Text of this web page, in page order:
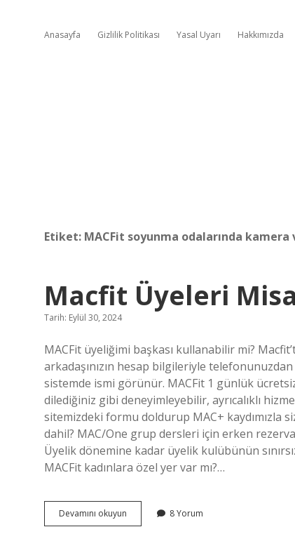
Anasayfa Gizlilik Politikası Yasal Uyarı Hakkımızda
Etiket: MACFit soyunma odalarında kamera
Macfit Üyeleri
Tarih: Eylül 30, 2024
MACFit üyeliğimi başkası kullanabilir mi?
arkadaşınızın hesap bilgileriyle
sistemde ismi görünür. MACFit 1 günlük
dilediğiniz gibi deneyimleyebilir, ayrıcalıklı
sitemizdeki formu doldurup MAC+ kaydımızla
dahil? MAC/One grup dersleri için erken
Üyelik dönemine kadar üyelik kulübünün
MACFit kadınlara özel yer var mı?…
Devamını okuyun
Üyeleri
8 Yorum